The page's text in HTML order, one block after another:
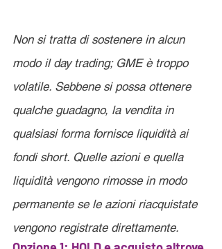
Non si tratta di sostenere in alcun
modo il day trading; GME è troppo
volatile. Sebbene si possa ottenere
qualche guadagno, la vendita in
qualsiasi forma fornisce liquidità ai
fondi short. Quelle azioni e quella
liquidità vengono rimosse in modo
permanente se le azioni riacquistate
vengono registrate direttamente.